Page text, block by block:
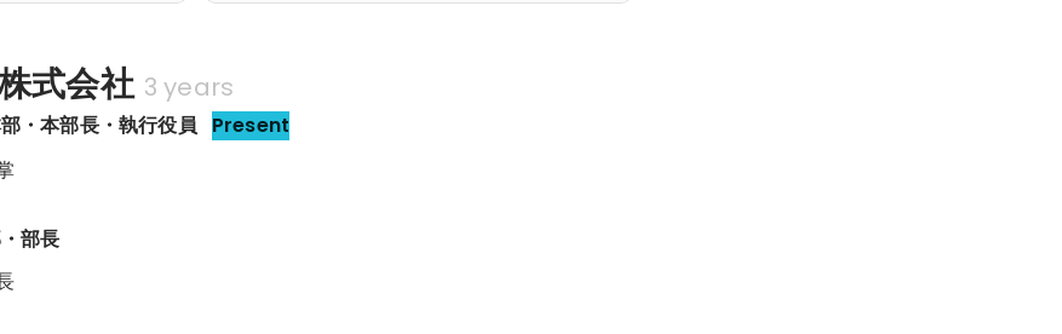
式会社 3 years
・本部長・執行役員 Present
部長